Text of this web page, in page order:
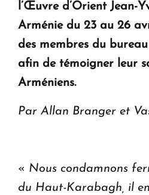
en Arménie
Le premier hôtel Hyatt
ouvrira ses portes à Dilijan
l’Œuvre d’Orient Jean-
Arménie du 23 au 26
des membres du
afin de témoigner leur
Arméniens.
Par Allan Branger et
« Nous condamnons
du Haut-Karabagh, il